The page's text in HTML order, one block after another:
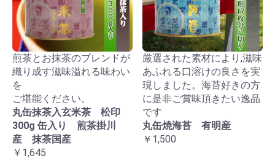
煎茶とお抹茶のブレンドが
織り成す滋味溢れる味わい
を
ご堪能ください。
丸缶抹茶入玄米茶 松印
300g 缶入り 煎茶掛川
産 抹茶国産
￥1,645
厳選された素材により,滋味
あふれる口溶けの良さを実
現しました。海苔好きの方
に是非ご賞味頂きたい逸品
です
丸缶焼海苔 有明産
￥1,500